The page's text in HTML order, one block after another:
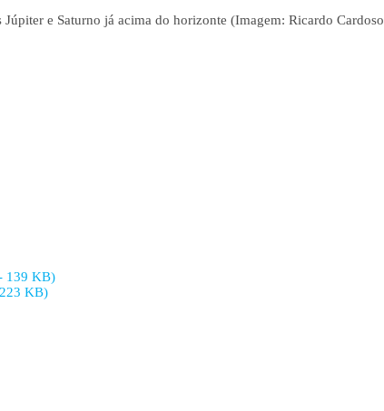
e Saturno já acima do horizonte (Imagem: Ricardo Cardoso
139 KB)
KB)